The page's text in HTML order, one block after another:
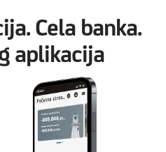
Cela banka.
aplikacija